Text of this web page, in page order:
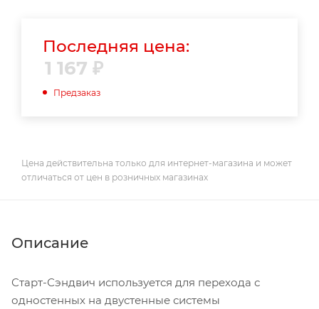
Последняя цена:
1 167 ₽
Предзаказ
Цена действительна только для интернет-магазина и может
отличаться от цен в розничных магазинах
Описание
Старт-Сэндвич используется для перехода с
одностенных на двустенные системы